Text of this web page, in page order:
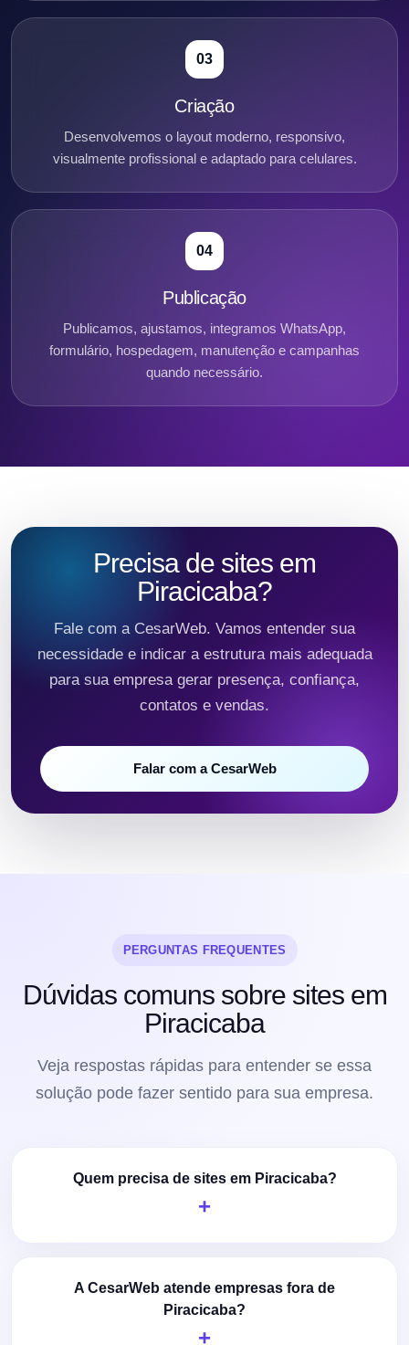
03
Criação
Desenvolvemos o layout moderno, responsivo,
visualmente profissional e adaptado para celulares.
04
Publicação
Publicamos, ajustamos, integramos WhatsApp,
formulário, hospedagem, manutenção e campanhas
quando necessário.
Precisa de sites em
Piracicaba?
Fale com a CesarWeb. Vamos entender sua
necessidade e indicar a estrutura mais adequada
para sua empresa gerar presença, confiança,
contatos e vendas.
Falar com a CesarWeb
PERGUNTAS FREQUENTES
Dúvidas comuns sobre sites em
Piracicaba
Veja respostas rápidas para entender se essa
solução pode fazer sentido para sua empresa.
Quem precisa de sites em Piracicaba?
A CesarWeb atende empresas fora de
Piracicaba?